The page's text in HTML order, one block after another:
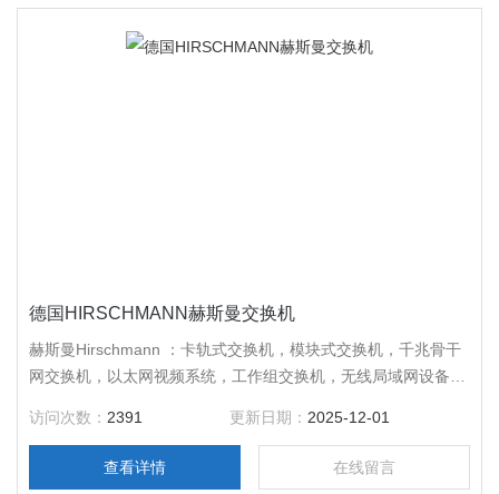
德国HIRSCHMANN赫斯曼交换机
赫斯曼Hirschmann ：卡轨式交换机，模块式交换机，千兆骨干
网交换机，以太网视频系统，工作组交换机，无线局域网设备，
*，咨询。
访问次数： 2391 更新日期： 2025-12-01
查看详情 在线留言